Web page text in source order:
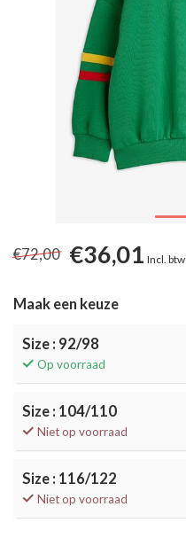
€72,00 €36,01 Incl. btw
Maak een keuze
Size : 92/98
Op voorraad
Size : 104/110
Niet op voorraad
Size : 116/122
Niet op voorraad